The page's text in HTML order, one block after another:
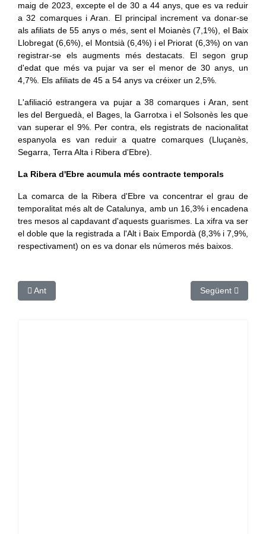
maig de 2023, excepte el de 30 a 44 anys, que es va reduir
a 32 comarques i Aran. El principal increment va donar-se
als afiliats de 55 anys o més, sent el Moianès (7,1%), el Baix
Llobregat (6,6%), el Montsià (6,4%) i el Priorat (6,3%) on van
registrar-se els augments més destacats. El segon grup
d'edat que més va pujar va ser el menor de 30 anys, un
4,7%. Els afiliats de 45 a 54 anys va créixer un 2,5%.
L'afiliació estrangera va pujar a 38 comarques i Aran, sent
les del Berguedà, el Bages, la Garrotxa i el Solsonès les que
van superar el 9%. Per contra, els registrats de nacionalitat
espanyola es van reduir a quatre comarques (Lluçanès,
Segarra, Terra Alta i Ribera d'Ebre).
La Ribera d'Ebre acumula més contracte temporals
La comarca de la Ribera d'Ebre va concentrar el grau de
temporalitat més alt de Catalunya, amb un 16,3% i encadena
tres mesos al capdavant d'aquests guarismes. La xifra va ser
el doble que la registrada a l'Alt i Baix Empordà (8,3% i 7,9%,
respectivament) on es va donar els números més baixos.
Article anterior: El nombre de naixements cau un 3,9% el
Ant Article següent:
Següent